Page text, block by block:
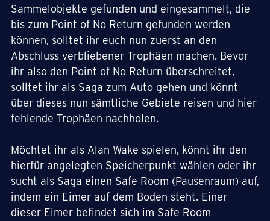
Sammelobjekte gefunden und eingesammelt, die
bis zum Point of No Return gefunden werden
können, solltet ihr euch nun zuerst an den
Abschluss verbliebener Trophäen machen. Bevor
ihr also den Point of No Return überschreitet,
solltet ihr als Saga zum Auto gehen und könnt
über dieses nun sämtliche Gebiete reisen und hier
fehlende Trophäen nachholen.
Möchtet ihr als Alan Wake spielen, könnt ihr den
hierfür angelegten Speicherpunkt wählen oder ihr
sucht als Saga einen Safe Room (Pausenraum) auf,
indem ein Eimer auf dem Boden steht. Einer
dieser Eimer befindet sich im Safe Room